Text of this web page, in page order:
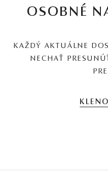
OSOBNÉ
KAŽDÝ AKTUÁLNE
NECHAŤ